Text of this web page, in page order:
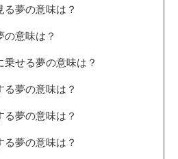
る夢の意味は？
の意味は？
乗せる夢の意味は？
る夢の意味は？
る夢の意味は？
る夢の意味は？